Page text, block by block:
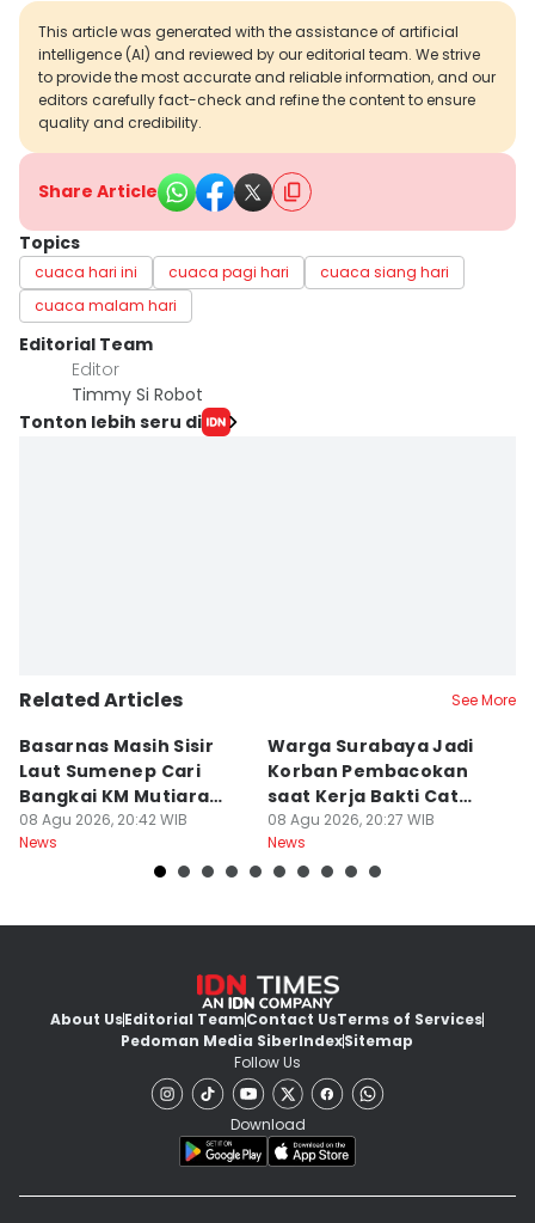
This article was generated with the assistance of artificial
intelligence (AI) and reviewed by our editorial team. We strive
to provide the most accurate and reliable information, and our
editors carefully fact-check and refine the content to ensure
quality and credibility.
Share Article
Topics
cuaca hari ini cuaca pagi hari
cuaca siang hari
cuaca malam hari
Editorial Team
Editor
Timmy Si Robot
Tonton lebih seru di
Related Articles See More
Basarnas Masih Sisir
Laut Sumenep Cari
Bangkai KM Mutiara
Sentosa II
08 Agu 2026, 20:42 WIB
News
Warga Surabaya Jadi
Korban Pembacokan
saat Kerja Bakti Cat
Gapura
08 Agu 2026, 20:27 WIB
News
About UsEditorial TeamContact UsTerms of Services
Pedoman Media SiberIndexSitemap
Follow Us
Download